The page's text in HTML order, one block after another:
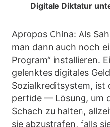
Digitale Diktatur
Apropos China: Als
man dann auch noch
Program“ installieren.
gelenktes digitales
Sozialkreditsystem,
perfide — Lösung, um
Schach zu halten,
sie abzustrafen, falls